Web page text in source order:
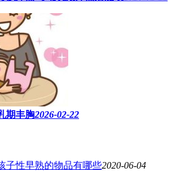
期丰胸2026-02-22
子性早熟的物品有哪些2020-06-04